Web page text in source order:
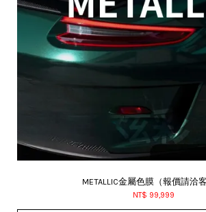
METALLIC金屬色膜（報價請洽客
NT$ 99,999